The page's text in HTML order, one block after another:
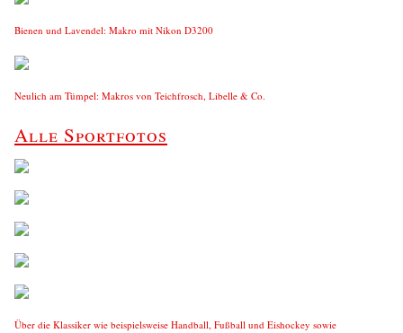
Bienen und Lavendel: Makro mit Nikon D3200
Neulich am Tümpel: Makros von Teichfrosch, Libelle & Co.
Alle Sportfotos
Über die Klassiker wie beispielsweise Handball, Fußball und Eishockey sowie